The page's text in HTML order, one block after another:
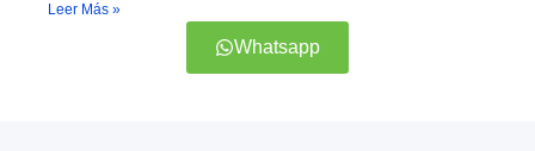
Leer Más »
Whatsapp